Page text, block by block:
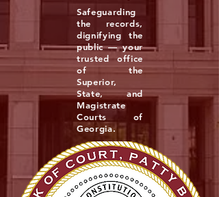
Safeguarding
the records,
dignifying the
public — your
trusted office
of the
Superior,
State, and
Magistrate
Courts of
Georgia.